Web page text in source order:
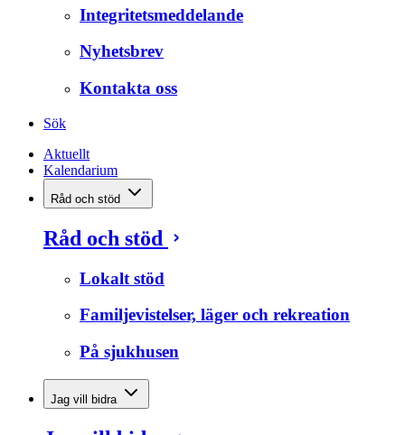
Integritetsmeddelande
Nyhetsbrev
Kontakta oss
Sök
Aktuellt
Kalendarium
Råd och stöd
Råd och stöd
Lokalt stöd
Familjevistelser, läger och rekreation
På sjukhusen
Jag vill bidra